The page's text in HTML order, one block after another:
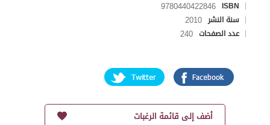
ISBN
9780440422846
سنة النشر 2010
عدد الصفحات 240
أضف إلى قائمة الرغبات